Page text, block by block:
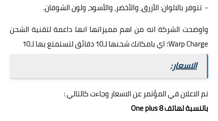
- تتوفر بالالوان: الأزرق، والأخضر، والأسود، ولون الشوفان.
واوضحت الشركة انه من اهم مميزاتها انها داعمة لتقنية الشحن
Warp Charge؛ اي بامكانك شحنها لـ10 دقائق لتستمتع بها لـ10
الاسعار:
تم الاعلان في المؤتمر عن الاسعار وجاءت كالتالي :
بالنسبة لهاتف One plus 8